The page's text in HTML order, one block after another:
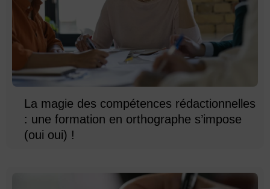
La magie des compétences rédactionnelles
: une formation en orthographe s’impose
(oui oui) !